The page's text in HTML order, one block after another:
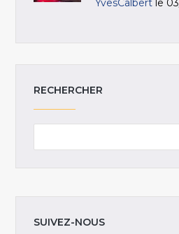
YvesCalbert le
RECHERCHER
SUIVEZ-NOUS